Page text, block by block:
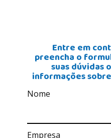
Entre em
preencha o
suas dúvidas
informações
Nome
Empresa